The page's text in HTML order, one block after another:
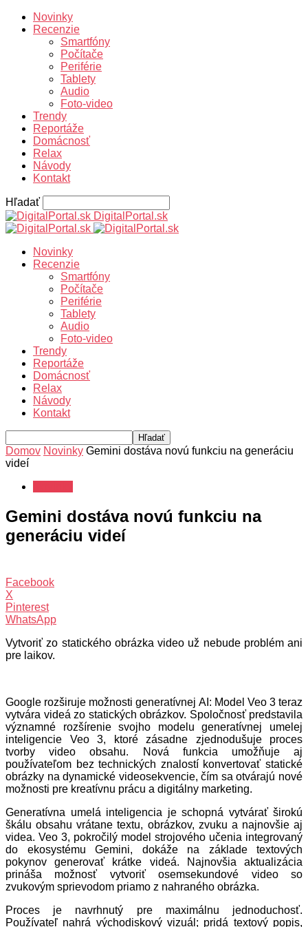
Novinky
Recenzie
Smartfóny
Počítače
Periférie
Tablety
Audio
Foto-video
Trendy
Reportáže
Domácnosť
Relax
Návody
Kontakt
Hľadať
DigitalPortal.sk
Novinky
Recenzie
Smartfóny
Počítače
Periférie
Tablety
Audio
Foto-video
Trendy
Reportáže
Domácnosť
Relax
Návody
Kontakt
Domov Novinky Gemini dostáva novú funkciu na generáciu
videí
Gemini dostáva novú funkciu na
generáciu videí
Facebook
X
Pinterest
WhatsApp
Vytvoriť zo statického obrázka video už nebude problém ani
pre laikov.
Google rozširuje možnosti generatívnej AI: Model Veo 3 teraz
vytvára videá zo statických obrázkov. Spoločnosť predstavila
významné rozšírenie svojho modelu generatívnej umelej
inteligencie Veo 3, ktoré zásadne zjednodušuje proces
tvorby video obsahu. Nová funkcia umožňuje aj
používateľom bez technických znalostí konvertovať statické
obrázky na dynamické videosekvencie, čím sa otvárajú nové
možnosti pre kreatívnu prácu a digitálny marketing.
Generatívna umelá inteligencia je schopná vytvárať širokú
škálu obsahu vrátane textu, obrázkov, zvuku a najnovšie aj
videa. Veo 3, pokročilý model strojového učenia integrovaný
do ekosystému Gemini, dokáže na základe textových
pokynov generovať krátke videá. Najnovšia aktualizácia
prináša možnosť vytvoriť osemsekundové video so
zvukovým sprievodom priamo z nahraného obrázka.
Proces je navrhnutý pre maximálnu jednoduchosť.
Používateľ nahrá východiskový vizuál; pridá textový popis,